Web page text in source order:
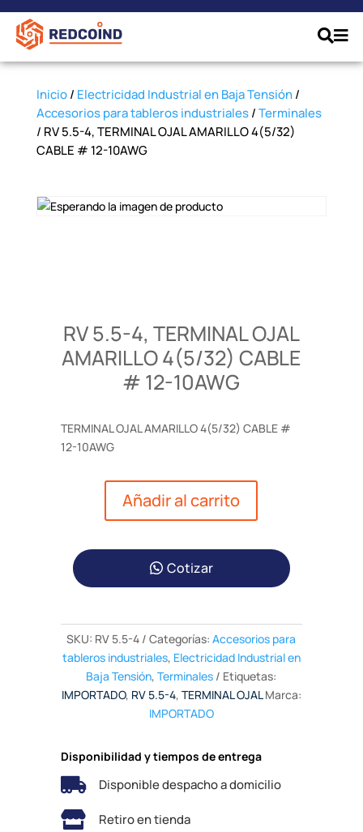
Inicio/ Electricidad Industrial en Baja Tensión/
Accesorios para tableros industriales/Terminales
/ RV 5.5-4, TERMINAL OJAL AMARILLO 4(5/32)
CABLE # 12-10AWG
RV 5.5-4, TERMINAL OJAL
AMARILLO 4(5/32) CABLE
# 12-10AWG
TERMINAL OJAL AMARILLO 4(5/32) CABLE #
12-10AWG
Añadir al carrito
Cotizar
SKU: RV 5.5-4 Categorías:Accesorios para
tableros industriales, Electricidad Industrial en
Baja Tensión,Terminales
Etiquetas:
IMPORTADO, RV 5.5-4, TERMINAL OJAL Marca:
IMPORTADO
Disponibilidad y tiempos de entrega
 Disponible despacho a domicilio
 Retiro en tienda